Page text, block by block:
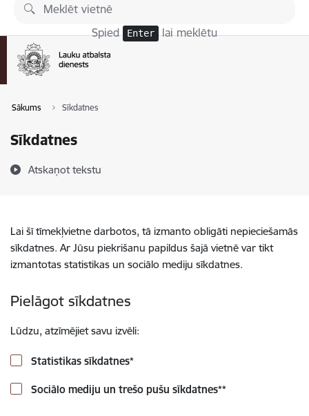
Pāriet uz lapas saturu
Spied Enter lai meklētu
Sākums Sīkdatnes
Sīkdatnes
Atskaņot tekstu
Lai šī tīmekļvietne darbotos, tā izmanto obligāti nepieciešamās
sīkdatnes. Ar Jūsu piekrišanu papildus šajā vietnē var tikt
izmantotas statistikas un sociālo mediju sīkdatnes.
Pielāgot sīkdatnes
Lūdzu, atzīmējiet savu izvēli:
Statistikas sīkdatnes*
Sociālo mediju un trešo pušu sīkdatnes**